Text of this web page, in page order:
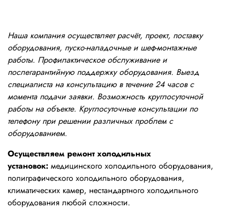
Наша компания осуществляет расчёт, проект, поставку
оборудования, пуско-наладочные и шеф-монтажные
работы. Профилактическое обслуживание и
послегарантийную поддержку оборудования. Выезд
специалиста на консультацию в течение 24 часов с
момента подачи заявки. Возможность круглосуточной
работы на объекте. Круглосуточные консультации по
телефону при решении различных проблем с
оборудованием.
Осуществляем ремонт холодильных
установок: медицинского холодильного оборудования,
полиграфического холодильного оборудования,
климатических камер, нестандартного холодильного
оборудования любой сложности.